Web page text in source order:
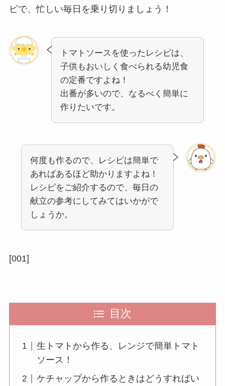
ピで、忙しい毎日を乗り切りましょう！
トマトソースを使ったレシピは、
子供もおいしく食べられる幼児食
の定番ですよね！
出番が多いので、なるべく簡単に
作りたいです。
何度も作るので、レシピは簡単で
あればあるほど助かりますよね！
レシピをご紹介するので、毎日の
献立の参考にしてみてはいかがで
しょうか。
[001]
目次
生トマトから作る、レンジで簡単トマト
ソース！
ケチャップから作るときはどうすればい